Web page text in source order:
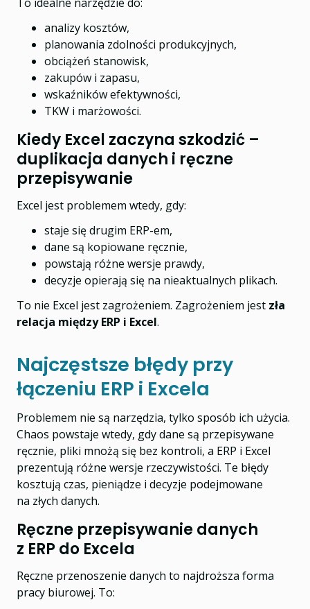
analizy kosztów,
planowania zdolności produkcyjnych,
obciążeń stanowisk,
zakupów i zapasu,
wskaźników efektywności,
TKW i marżowości.
Kiedy Excel zaczyna szkodzić –
duplikacja danych i ręczne
przepisywanie
Excel jest problemem wtedy, gdy:
staje się drugim ERP-em,
dane są kopiowane ręcznie,
powstają różne wersje prawdy,
decyzje opierają się na nieaktualnych plikach.
To nie Excel jest zagrożeniem. Zagrożeniem jest zła
relacja między ERP i Excel.
Najczęstsze błędy przy
łączeniu ERP i Excela
Problemem nie są narzędzia, tylko sposób ich użycia.
Chaos powstaje wtedy, gdy dane są przepisywane
ręcznie, pliki mnożą się bez kontroli, a ERP i Excel
prezentują różne wersje rzeczywistości. Te błędy
kosztują czas, pieniądze i decyzje podejmowane
na złych danych.
Ręczne przepisywanie danych
z ERP do Excela
Ręczne przenoszenie danych to najdroższa forma
pracy biurowej. To: